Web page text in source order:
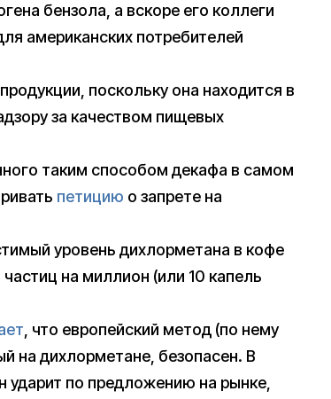
бензола, а вскоре его коллеги
американских потребителей
поскольку она находится в
за качеством пищевых
таким способом декафа в самом
петицию о запрете на
уровень дихлорметана в кофе
на миллион (или 10 капель
, что европейский метод (по нему
на дихлорметане, безопасен. В
ударит по предложению на рынке,